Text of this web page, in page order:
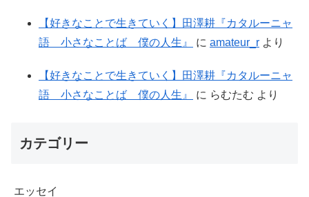
【好きなことで生きていく】田澤耕『カタルーニャ
語 小さなことば 僕の人生』
に amateur_r より
【好きなことで生きていく】田澤耕『カタルーニャ
語 小さなことば 僕の人生』
に らむたむ より
カテゴリー
エッセイ